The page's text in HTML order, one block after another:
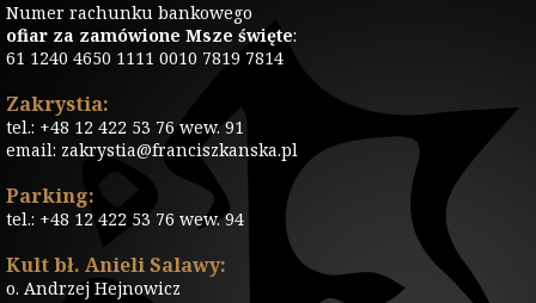
Numer rachunku bankowego
ofiar za zamówione Msze święte:
61 1240 4650 1111 0010 7819 7814
Zakrystia:
tel.: +48 12 422 53 76 wew. 91
email: zakrystia@franciszkanska.pl
Parking:
tel.: +48 12 422 53 76 wew. 94
Kult bł. Anieli Salawy:
o. Andrzej Hejnowicz